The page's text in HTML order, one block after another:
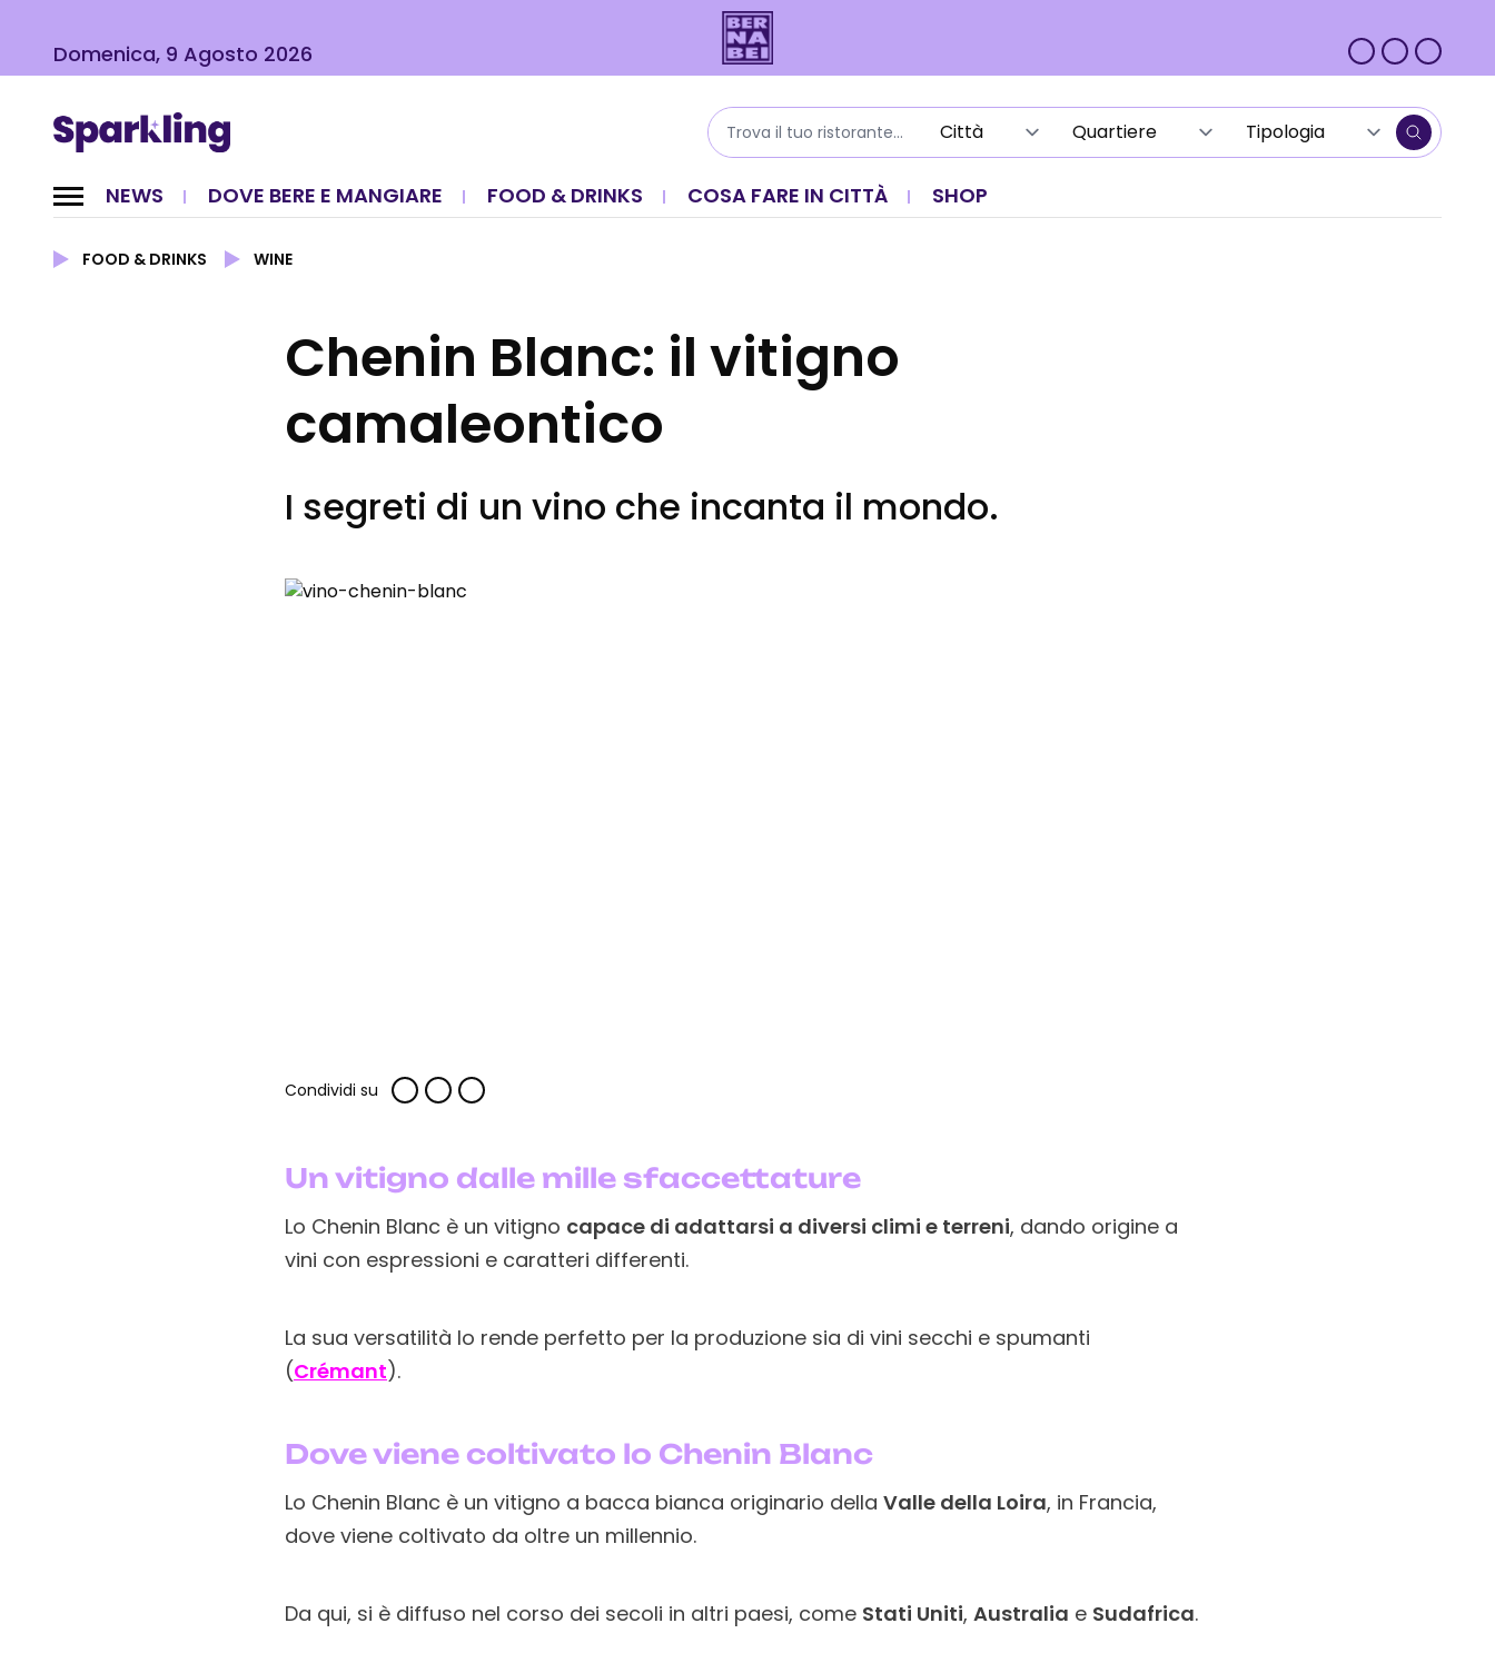
Domenica, 9 Agosto 2026
NEWS DOVE BERE E MANGIARE FOOD & DRINKS COSA FARE IN CITTÀ SHOP
FOOD & DRINKS WINE
Chenin Blanc: il vitigno
camaleontico
I segreti di un vino che incanta il mondo.
Condividi su
Un vitigno dalle mille sfaccettature
Lo Chenin Blanc è un vitigno capace di adattarsi a diversi climi e terreni, dando origine a
vini con espressioni e caratteri differenti.
La sua versatilità lo rende perfetto per la produzione sia di vini secchi e spumanti
(Crémant).
Dove viene coltivato lo Chenin Blanc
Lo Chenin Blanc è un vitigno a bacca bianca originario della Valle della Loira, in Francia,
dove viene coltivato da oltre un millennio.
Da qui, si è diffuso nel corso dei secoli in altri paesi, come Stati Uniti, Australia e Sudafrica.